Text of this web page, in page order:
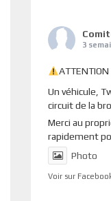
3
ATTENTION
Un véhicule,
circuit de la
Merci au
rapidement
Photo
Voir sur